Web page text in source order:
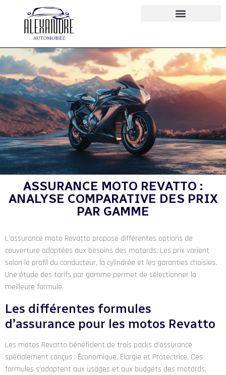
ASSURANCE MOTO REVATTO :
ANALYSE COMPARATIVE DES PRIX
PAR GAMME
L’assurance moto Revatto propose différentes options de
couverture adaptées aux besoins des motards. Les prix varient
selon le profil du conducteur, la cylindrée et les garanties choisies.
Une étude des tarifs par gamme permet de sélectionner la
meilleure formule.
Les différentes formules
d’assurance pour les motos Revatto
Les motos Revatto bénéficient de trois packs d’assurance
spécialement conçus : Économique, Élargie et Protectrice. Ces
formules s’adaptent aux usages et aux budgets des motards,